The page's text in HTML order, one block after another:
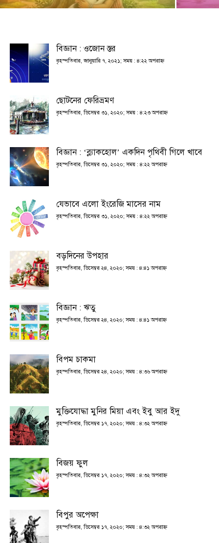
বিজ্ঞান : ওজোন স্তর
বৃহস্পতিবার, জানুয়ারি ৭, ২০২১; সময় : ৪:২২ অপরাহ্ণ
ছোটনের ফেরিভ্রমণ
বৃহস্পতিবার, ডিসেম্বর ৩১, ২০২০; সময় : ৪:২৩ অপরাহ্ণ
বিজ্ঞান : ‘ব্ল্যাকহোল’ একদিন পৃথিবী গিলে খাবে
বৃহস্পতিবার, ডিসেম্বর ৩১, ২০২০; সময় : ৪:২২ অপরাহ্ণ
যেভাবে এলো ইংরেজি মাসের নাম
বৃহস্পতিবার, ডিসেম্বর ৩১, ২০২০; সময় : ৪:২২ অপরাহ্ণ
বড়দিনের উপহার
বৃহস্পতিবার, ডিসেম্বর ২৪, ২০২০; সময় : ৪:৪১ অপরাহ্ণ
বিজ্ঞান : ঋতু
বৃহস্পতিবার, ডিসেম্বর ২৪, ২০২০; সময় : ৪:৪১ অপরাহ্ণ
বিপম চাকমা
বৃহস্পতিবার, ডিসেম্বর ২৪, ২০২০; সময় : ৪:৩৬ অপরাহ্ণ
মুক্তিযোদ্ধা মুনির মিয়া এবং ইবু আর ইদু
বৃহস্পতিবার, ডিসেম্বর ১৭, ২০২০; সময় : ৪:৩২ অপরাহ্ণ
বিজয় ফুল
বৃহস্পতিবার, ডিসেম্বর ১৭, ২০২০; সময় : ৪:৩২ অপরাহ্ণ
বিপুর অপেক্ষা
বৃহস্পতিবার, ডিসেম্বর ১৭, ২০২০; সময় : ৪:৩২ অপরাহ্ণ